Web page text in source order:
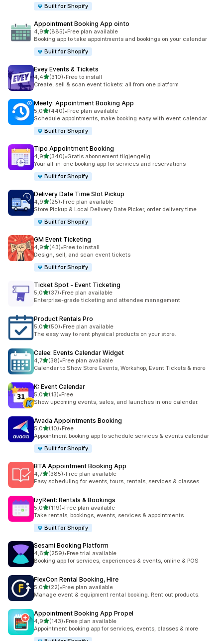
Built for Shopify
Appointment Booking App ointo
4,9av 5 stjerner
(885)
Totalt 885 omtaler
•Free plan available
Booking app to take appointments and bookings on your calendar
Built for Shopify
Evey Events & Tickets
4,4av 5 stjerner
(310)
Totalt 310 omtaler
•Free to install
Create, sell & scan event tickets: all from one platform
Meety: Appointment Booking App
5,0av 5 stjerner
(440)
Totalt 440 omtaler
•Free plan available
Schedule appointments, make booking easy with event calendar
Built for Shopify
Tipo Appointment Booking
4,9av 5 stjerner
(340)
Totalt 340 omtaler
•Gratis abonnement tilgjengelig
Your all-in-one booking app for services and reservations
Built for Shopify
Delivery Date Time Slot Pickup
4,9av 5 stjerner
(25)
Totalt 25 omtaler
•Free plan available
Store Pickup & Local Delivery Date Picker, order delivery time
Built for Shopify
GM Event Ticketing
4,9av 5 stjerner
(43)
Totalt 43 omtaler
•Free to install
Design, sell, and scan event tickets
Built for Shopify
Ticket Spot ‑ Event Ticketing
5,0av 5 stjerner
(37)
Totalt 37 omtaler
•Free plan available
Enterprise-grade ticketing and attendee management
Product Rentals Pro
5,0av 5 stjerner
(50)
Totalt 50 omtaler
•Free plan available
The easy way to rent physical products on your store.
Calee: Events Calendar Widget
4,7av 5 stjerner
(38)
Totalt 38 omtaler
•Free plan available
Calendar to Show Store Events, Workshop, Event Tickets & more
K: Event Calendar
5,0av 5 stjerner
(13)
Totalt 13 omtaler
•Free
Show upcoming events, sales, and launches in one calendar.
Avada Appointments Booking
5,0av 5 stjerner
(10)
Totalt 10 omtaler
•Free
Appointment booking app to schedule services & events calendar
Built for Shopify
BTA Appointment Booking App
4,7av 5 stjerner
(385)
Totalt 385 omtaler
•Free plan available
Easy scheduling for events, tours, rentals, services & classes
IzyRent: Rentals & Bookings
5,0av 5 stjerner
(119)
Totalt 119 omtaler
•Free plan available
Take rentals, bookings, events, services & appointments
Built for Shopify
Sesami Booking Platform
4,6av 5 stjerner
(259)
Totalt 259 omtaler
•Free trial available
Booking app for services, experiences & events, online & POS
FlexCon Rental Booking, Hire
5,0av 5 stjerner
(22)
Totalt 22 omtaler
•Free plan available
Manage event & equipment rental booking. Rent out products.
Appointment Booking App Propel
4,9av 5 stjerner
(143)
Totalt 143 omtaler
•Free plan available
Appointment booking app for services, events, classes & more